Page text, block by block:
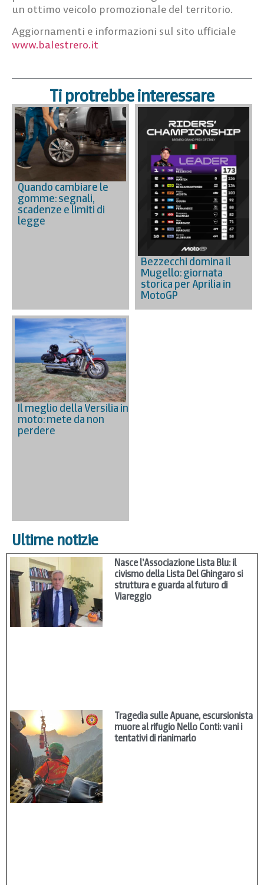
un ottimo veicolo promozionale del territorio.
Aggiornamenti e informazioni sul sito ufficiale
www.balestrero.it
Ti protrebbe interessare
Quando cambiare le
gomme: segnali,
scadenze e limiti di
legge
Bezzecchi domina il
Mugello: giornata
storica per Aprilia in
MotoGP
Il meglio della Versilia in
moto: mete da non
perdere
Ultime notizie
Nasce l’Associazione Lista Blu: il
civismo della Lista Del Ghingaro si
struttura e guarda al futuro di
Viareggio
Tragedia sulle Apuane, escursionista
muore al rifugio Nello Conti: vani i
tentativi di rianimarlo